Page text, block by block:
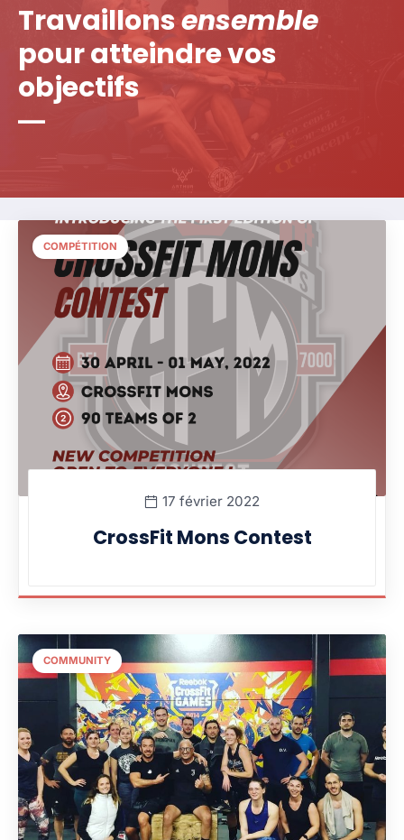
Travaillonsensemble
pour atteindre vos
objectifs
―
COMPÉTITION
17 février 2022
CrossFit Mons Contest
COMMUNITY